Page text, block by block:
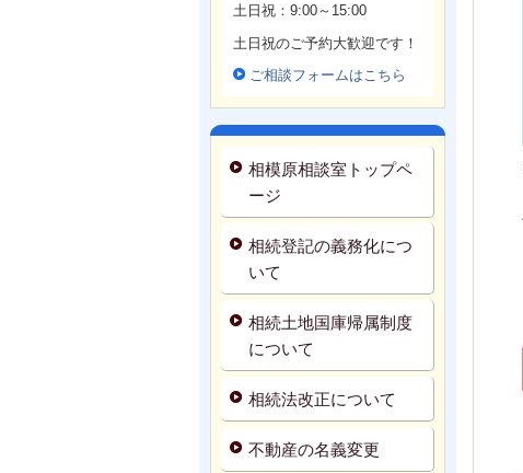
土日祝：9:00～15:00
土日祝のご予約大歓迎です！
ご相談フォームはこちら
相模原相談室トップペ
ージ
相続登記の義務化につ
いて
相続土地国庫帰属制度
について
相続法改正について
不動産の名義変更